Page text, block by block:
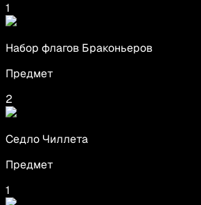
1
Набор флагов Браконьеров
Предмет
2
Седло Чиллета
Предмет
1